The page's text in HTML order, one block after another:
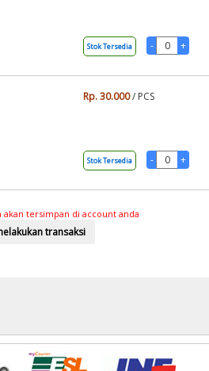
Stok Tersedia
Rp. 30.000/ PCS
Stok Tersedia
tersimpan di account anda